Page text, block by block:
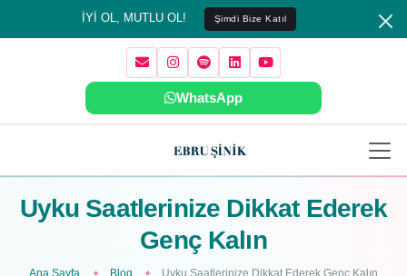
İYİ OL, MUTLU OL! Şimdi Bize Katıl
WhatsApp
Uyku Saatlerinize Dikkat Ederek
Genç Kalın
Ana Sayfa Blog Uyku Saatlerinize Dikkat Ederek Genç Kalın